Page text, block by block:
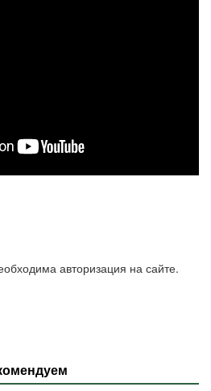
авторизация на сайте.